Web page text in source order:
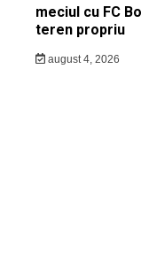
meciul cu FC
teren propriu
august 4, 2026